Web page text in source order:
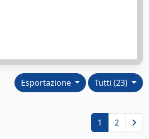
Tutti (23)
Esportazione
1 2